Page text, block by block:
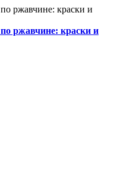
ржавчине: краски и